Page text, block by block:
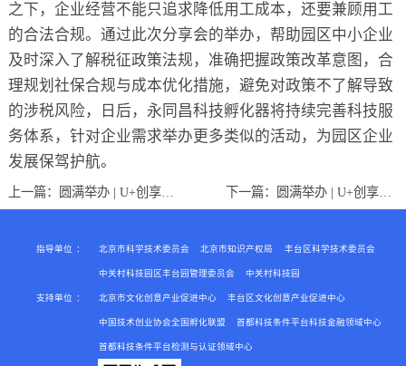
之下，企业经营不能只追求降低用工成本，还要兼顾用工
的合法合规。通过此次分享会的举办，帮助园区中小企业
及时深入了解税征政策法规，准确把握政策改革意图，合
理规划社保合规与成本优化措施，避免对政策不了解导致
的涉税风险，日后，永同昌科技孵化器将持续完善科技服
务体系，针对企业需求举办更多类似的活动，为园区企业
发展保驾护航。
上一篇： 圆满举办 | U+创享汇【2020】高新技术企业认定及优惠政策培训会 下一篇： 圆满举办 | U+创享汇【2020】《如何享受科技型中小企业成长过程中的政策红利》 线下沙龙分享会
指导单位 ： 北京市科学技术委员会 北京市知识产权局 丰台区科学技术委员会
中关村科技园区丰台园管理委员会 中关村科技园
支持单位 ： 北京市文化创意产业促进中心 丰台区文化创意产业促进中心
中国技术创业协会全国孵化联盟 首都科技条件平台科技金融领域中心
首都科技条件平台检测与认证领域中心